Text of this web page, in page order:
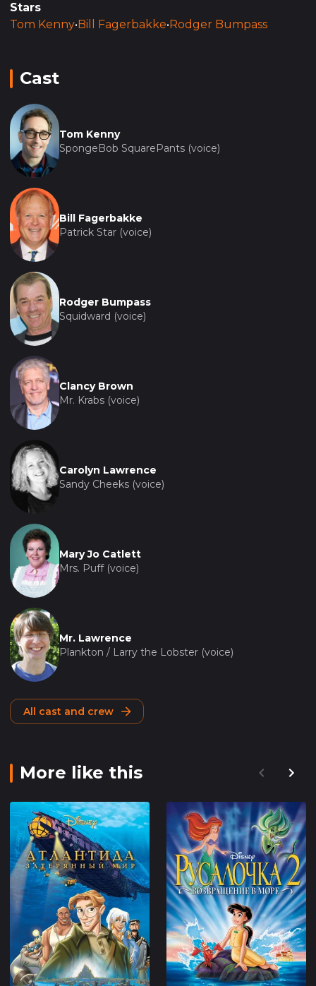
Stars
Tom Kenny• Bill Fagerbakke• Rodger Bumpass
Cast
Tom Kenny
SpongeBob SquarePants (voice)
Bill Fagerbakke
Patrick Star (voice)
Rodger Bumpass
Squidward (voice)
Clancy Brown
Mr. Krabs (voice)
Carolyn Lawrence
Sandy Cheeks (voice)
Mary Jo Catlett
Mrs. Puff (voice)
Mr. Lawrence
Plankton / Larry the Lobster (voice)
All cast and crew
More like this